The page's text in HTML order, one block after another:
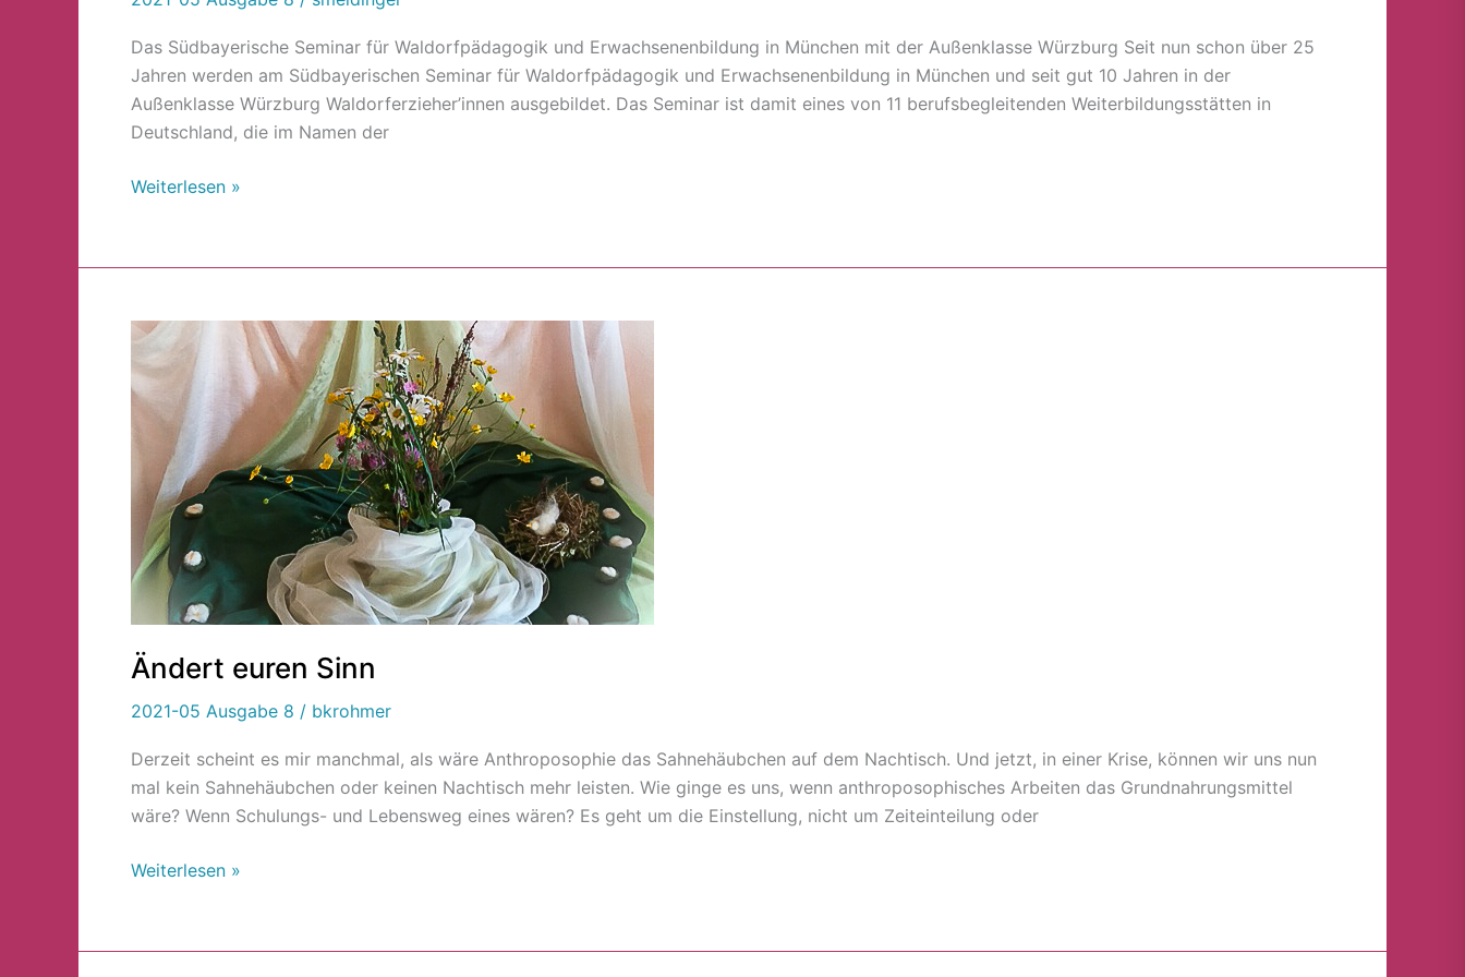
Das Südbayerische Seminar für Waldorfpädagogik und Erwachsenenbildung in München mit der Außenklasse Würzburg Seit nun schon über 25
Jahren werden am Südbayerischen Seminar für Waldorfpädagogik und Erwachsenenbildung in München und seit gut 10 Jahren in der
Außenklasse Würzburg Waldorferzieher’innen ausgebildet. Das Seminar ist damit eines von 11 berufsbegleitenden Weiterbildungsstätten in
Deutschland, die im Namen der
Weiterlesen »
Ändert euren Sinn
2021-05 Ausgabe 8 / bkrohmer
Derzeit scheint es mir manchmal, als wäre Anthroposophie das Sah­nehäubchen auf dem Nachtisch. Und jetzt, in einer Krise, können wir uns nun
mal kein Sahnehäubchen oder keinen Nachtisch mehr leisten. Wie ginge es uns, wenn anthroposophisches Arbeiten das Grundnahrungsmittel
wäre? Wenn Schulungs- und Lebensweg ei­nes wären? Es geht um die Einstellung, nicht um Zeiteinteilung oder
Ändert
euren
Sinn
Weiterlesen »